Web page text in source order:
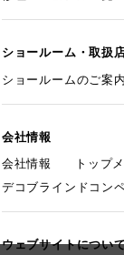
ショールーム・取扱
ショールームのご案内
会社情報
会社情報
トップ
デコブラインドコン
ウェブサイトについ